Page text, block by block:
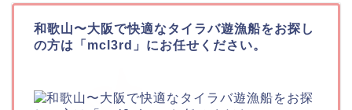
和歌山〜大阪で快適なタイラバ遊漁船をお探し
の方は「mcl3rd」にお任せください。